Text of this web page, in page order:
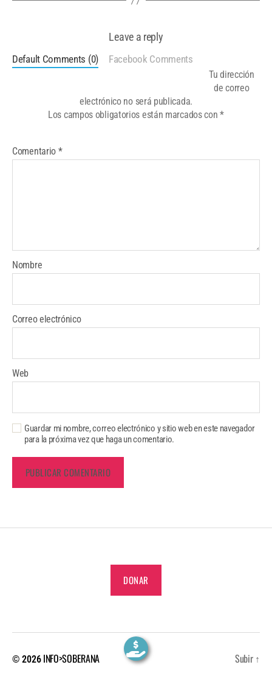
Leave a reply
Default Comments (0) Facebook Comments
Tu dirección
de correo
electrónico no será publicada.
Los campos obligatorios están marcados con*
Comentario *
Nombre
Correo electrónico
Web
Guardar mi nombre, correo electrónico y sitio web en este navegador
para la próxima vez que haga un comentario.
DONAR
© 2026 INFO>SOBERANA Subir ↑